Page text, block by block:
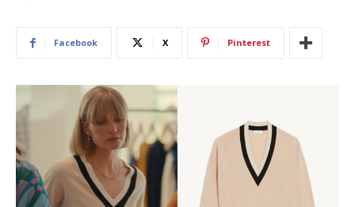
Facebook X Pinterest